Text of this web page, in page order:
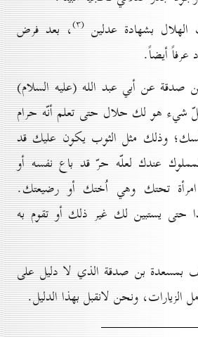
بشهادة عدلين (۳) ، بعد فرض
أيضاً.
صدقة عن أبي عبد الله (عليه السلام)
شيء هو لك حلال حتى تعلم أنّه حرام
وذلك مثل الثوب يكون عليك قد
عندك لعلّه حرّ قد باع نفسه أو
تحتك وهي اُختك أو رضيعتك.
حتى يستبين لك غير ذلك أو تقوم به
بمسعدة بن صدقة الذي لا دليل على
الزيارات، ونحن لانقبل بهذا الدليل.